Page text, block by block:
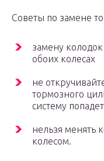
Советы по замене
замену
обоих колесах
не
тормозного
систему
нельзя менять
колесом.